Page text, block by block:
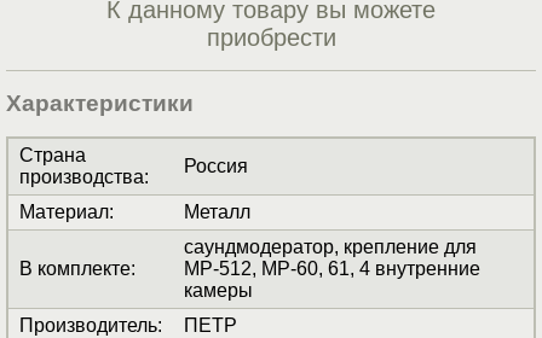
К данному товару вы можете
приобрести
Характеристики
Страна
производства:
Россия
Материал: Металл
В комплекте:
саундмодератор, крепление для
МР-512, МР-60, 61, 4 внутренние
камеры
Производитель:
ПЕТР